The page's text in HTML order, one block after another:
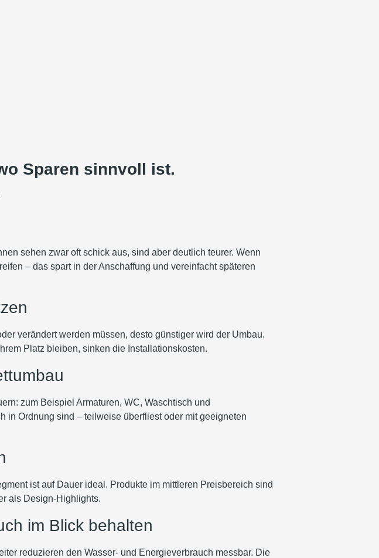
Sparen sinnvoll ist.
sehen zwar oft schick aus, sind aber deutlich teurer. Wenn
– das spart in der Anschaffung und vereinfacht späteren
verändert werden müssen, desto günstiger wird der Umbau.
Platz bleiben, sinken die Installationskosten.
zum Beispiel Armaturen, WC, Waschtisch und
in Ordnung sind – teilweise überfliest oder mit geeigneten
ist auf Dauer ideal. Produkte im mittleren Preisbereich sind
als Design-Highlights.
im Blick behalten
reduzieren den Wasser- und Energieverbrauch messbar. Die